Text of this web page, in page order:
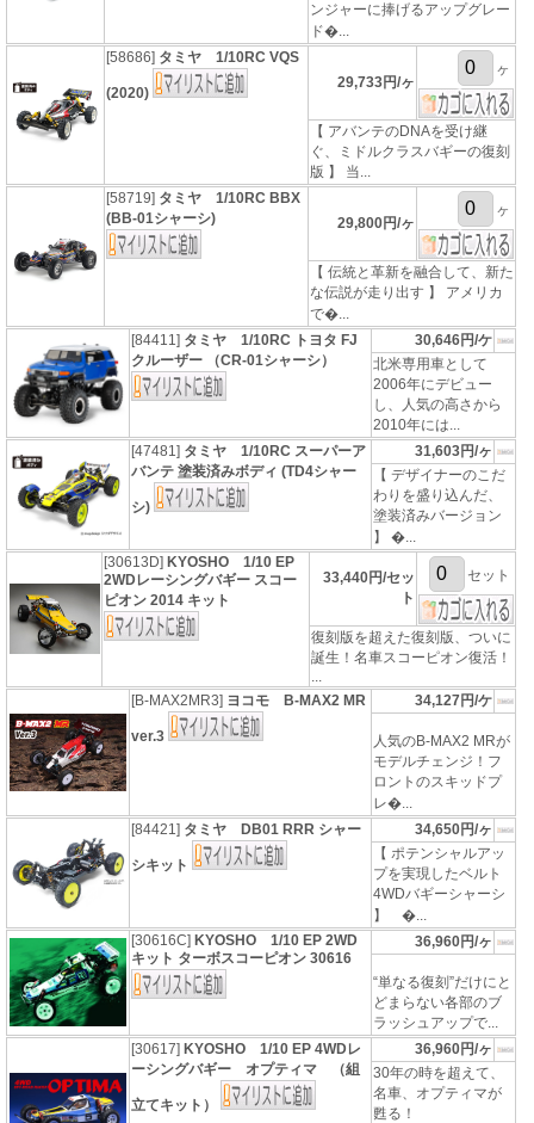
ンジャーに捧げるアップグレー
ド�...
[58686] タミヤ 1/10RC VQS
(2020)
29,733円/ヶ
ヶ
【 アバンテのDNAを受け継
ぐ、ミドルクラスバギーの復刻
版 】 当...
[58719] タミヤ 1/10RC BBX
(BB-01シャーシ)
29,800円/ヶ
ヶ
【 伝統と革新を融合して、新た
な伝説が走り出す 】 アメリカ
で�...
[84411] タミヤ 1/10RC トヨタ FJ
クルーザー （CR-01シャーシ）
30,646円/ケ
北米専用車として
2006年にデビュー
し、人気の高さから
2010年には...
[47481] タミヤ 1/10RC スーパーア
バンテ 塗装済みボディ (TD4シャー
シ)
31,603円/ヶ
【 デザイナーのこだ
わりを盛り込んだ、
塗装済みバージョン
】 �...
[30613D] KYOSHO 1/10 EP
2WDレーシングバギー スコー
ピオン 2014 キット
33,440円/セッ
ト
セット
復刻版を超えた復刻版、ついに
誕生！名車スコーピオン復活！
...
[B-MAX2MR3] ヨコモ B-MAX2 MR
ver.3
34,127円/ケ
人気のB-MAX2 MRが
モデルチェンジ！フ
ロントのスキッドプ
レ�...
[84421] タミヤ DB01 RRR シャー
シキット
34,650円/ヶ
【 ポテンシャルアッ
プを実現したベルト
4WDバギーシャーシ
】 �...
[30616C] KYOSHO 1/10 EP 2WD
キット ターボスコーピオン 30616
36,960円/ヶ
“単なる復刻”だけにと
どまらない各部のブ
ラッシュアップで...
[30617] KYOSHO 1/10 EP 4WDレ
ーシングバギー オプティマ （組
立てキット）
36,960円/ヶ
30年の時を超えて、
名車、オプティマが
甦る！